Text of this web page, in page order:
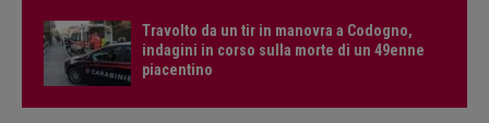
Travolto da un tir in manovra a Codogno,
indagini in corso sulla morte di un 49enne
piacentino